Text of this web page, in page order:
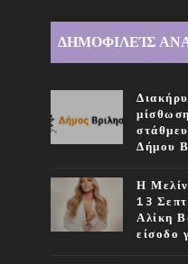
ΔΗΜΟΦΙΛΕΊΣ
Δήμου
Η
13
Αλίκη
είσοδο